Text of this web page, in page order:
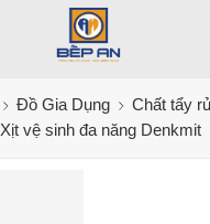
Đồ Gia Dụng
Chất tẩy
Xịt vệ sinh đa năng Denkmit